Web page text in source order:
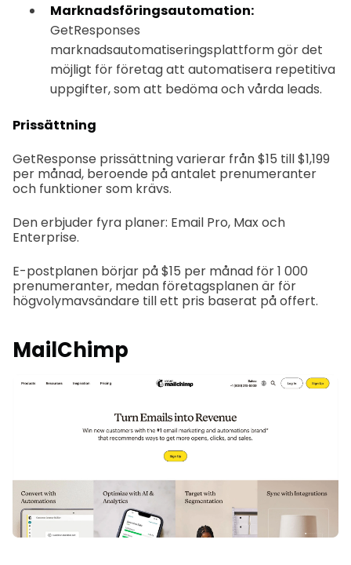
Marknadsföringsautomation:
GetResponses
marknadsautomatiseringsplattform gör det
möjligt för företag att automatisera repetitiva
uppgifter, som att bedöma och vårda leads.
Prissättning
GetResponse prissättning varierar från $15 till $1,199
per månad, beroende på antalet prenumeranter
och funktioner som krävs.
Den erbjuder fyra planer: Email Pro, Max och
Enterprise.
E-postplanen börjar på $15 per månad för 1 000
prenumeranter, medan företagsplanen är för
högvolymavsändare till ett pris baserat på offert.
MailChimp